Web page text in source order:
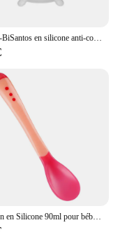
Dr.isla-BiSantos en silicone anti-colique pour nouveau-né, biSantos imitant le lait maternel, anti-étouffement, sans BPA, 150ml, 240ml
Biberon en Silicone 90ml pour bébé, avec cuillère, nouveau-né, à presser, pour nourrissons, complément alimentaire, riz, céréales, biberon pour lait